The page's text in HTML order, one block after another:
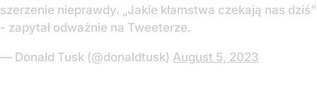
szerzenie nieprawdy. „Jakie kłamstwa czekają nas dziś”
- zapytał odważnie na Tweeterze.
— Donald Tusk (@donaldtusk) August 5, 2023